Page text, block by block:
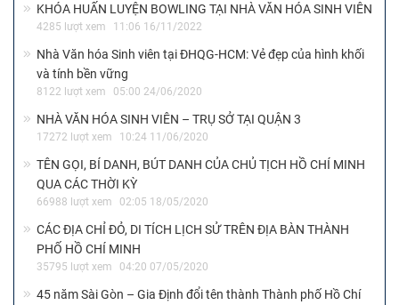
KHÓA HUẤN LUYỆN BOWLING TẠI NHÀ VĂN HÓA SINH VIÊN
4285 lượt xem 11:06 16/11/2022
Nhà Văn hóa Sinh viên tại ĐHQG-HCM: Vẻ đẹp của hình khối
và tính bền vững
8122 lượt xem 05:00 24/06/2020
NHÀ VĂN HÓA SINH VIÊN – TRỤ SỞ TẠI QUẬN 3
17272 lượt xem 10:24 11/06/2020
TÊN GỌI, BÍ DANH, BÚT DANH CỦA CHỦ TỊCH HỒ CHÍ MINH
QUA CÁC THỜI KỲ
66988 lượt xem 02:05 18/05/2020
CÁC ĐỊA CHỈ ĐỎ, DI TÍCH LỊCH SỬ TRÊN ĐỊA BÀN THÀNH
PHỐ HỒ CHÍ MINH
35795 lượt xem 04:20 07/05/2020
45 năm Sài Gòn – Gia Định đổi tên thành Thành phố Hồ Chí